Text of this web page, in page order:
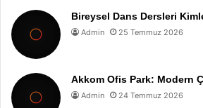
Bireysel Dans Dersleri
Admin 25 Temmuz 2026
Akkom Ofis Park: Modern
Admin 24 Temmuz 2026